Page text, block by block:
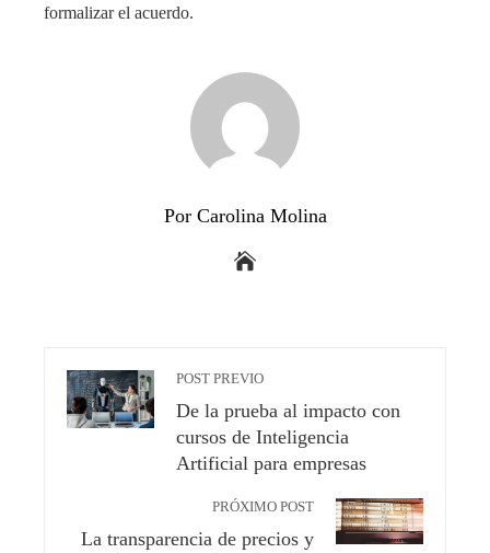
formalizar el acuerdo.
Por Carolina Molina
POST PREVIO
De la prueba al impacto con
cursos de Inteligencia
Artificial para empresas
PRÓXIMO POST
La transparencia de precios y